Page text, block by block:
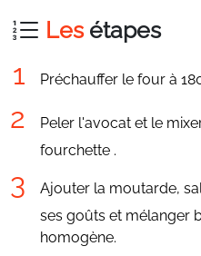
Lesétapes
Préchauffer le four à
Peler l'avocat et le
fourchette .
Ajouter la moutarde,
ses goûts et mélanger
homogène.